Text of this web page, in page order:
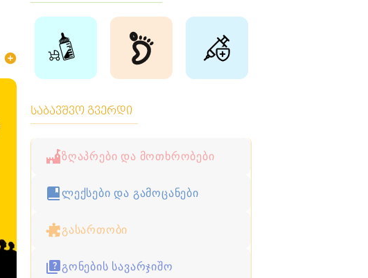
საბავშვო გვერდი
ზღაპრები და მოთხრობები
ლექსები და გამოცანები
გასართობი
გონების სავარჯიშო